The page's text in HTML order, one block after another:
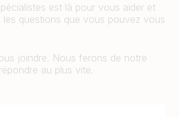
est là pour vous aider et
les questions que vous pouvez vous
joindre. Nous ferons de notre
au plus vite.